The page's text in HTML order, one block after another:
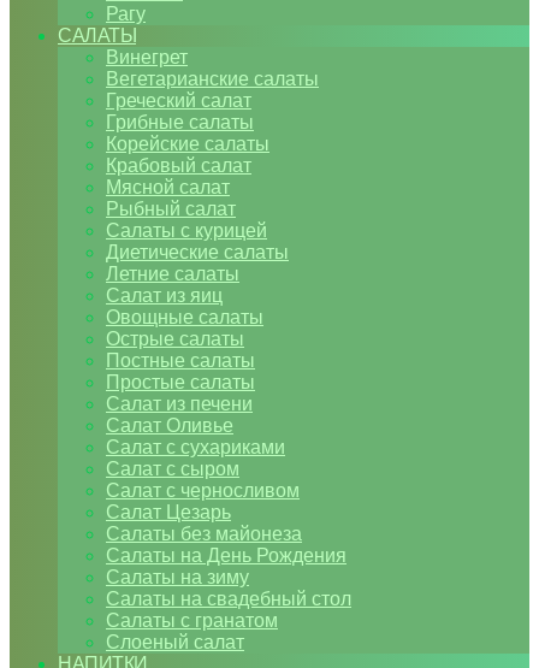
Рагу
САЛАТЫ
Винегрет
Вегетарианские салаты
Греческий салат
Грибные салаты
Корейские салаты
Крабовый салат
Мясной салат
Рыбный салат
Салаты с курицей
Диетические салаты
Летние салаты
Салат из яиц
Овощные салаты
Острые салаты
Постные салаты
Простые салаты
Салат из печени
Салат Оливье
Салат с сухариками
Салат с сыром
Салат с черносливом
Салат Цезарь
Салаты без майонеза
Салаты на День Рождения
Салаты на зиму
Салаты на свадебный стол
Салаты с гранатом
Слоеный салат
НАПИТКИ